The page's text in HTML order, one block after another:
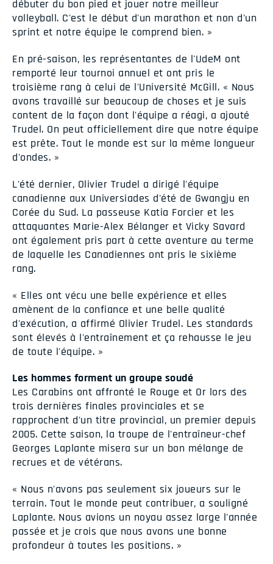
débuter du bon pied et jouer notre meilleur
volleyball. C'est le début d'un marathon et non d'un
sprint et notre équipe le comprend bien. »
En pré-saison, les représentantes de l'UdeM ont
remporté leur tournoi annuel et ont pris le
troisième rang à celui de l'Université McGill. « Nous
avons travaillé sur beaucoup de choses et je suis
content de la façon dont l'équipe a réagi, a ajouté
Trudel. On peut officiellement dire que notre équipe
est prête. Tout le monde est sur la même longueur
d'ondes. »
L'été dernier, Olivier Trudel a dirigé l'équipe
canadienne aux Universiades d'été de Gwangju en
Corée du Sud. La passeuse Katia Forcier et les
attaquantes Marie-Alex Bélanger et Vicky Savard
ont également pris part à cette aventure au terme
de laquelle les Canadiennes ont pris le sixième
rang.
« Elles ont vécu une belle expérience et elles
amènent de la confiance et une belle qualité
d'exécution, a affirmé Olivier Trudel. Les standards
sont élevés à l'entraînement et ça rehausse le jeu
de toute l'équipe. »
Les hommes forment un groupe soudé
Les Carabins ont affronté le Rouge et Or lors des
trois dernières finales provinciales et se
rapprochent d'un titre provincial, un premier depuis
2005. Cette saison, la troupe de l'entraîneur-chef
Georges Laplante misera sur un bon mélange de
recrues et de vétérans.
« Nous n'avons pas seulement six joueurs sur le
terrain. Tout le monde peut contribuer, a souligné
Laplante. Nous avions un noyau assez large l'année
passée et je crois que nous avons une bonne
profondeur à toutes les positions. »